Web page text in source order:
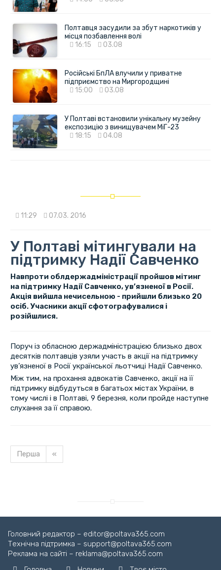
Полтавця засудили за збут наркотиків у
місця позбавлення волі
16:15
03.08
Російські БпЛА влучили у приватне
підприємство на Миргородщині
15:00
03.08
У Полтаві встановили унікальну музейну
експозицію з винищувачем МіГ-23
18:15
04.08
11:29 07.03. 2016
У Полтаві мітингували на
підтримку Надії Савченко
Навпроти облдержадміністрації пройшов мітинг
на підтримку Надії Савченко, ув’язненої в Росії.
Акція вийшла нечисельною - прийшли близько 20
осіб. Учасники акції сфотографувалися і
розійшлися.
Поруч із обласною держадміністрацією близько двох
десятків полтавців узяли участь в акції на підтримку
ув’язненої в Росії української льотчиці Надії Савченко.
Між тим, на прохання адвокатів Савченко, акції на її
підтримку відбудуться в багатьох містах України, в
тому числі і в Полтаві, 9 березня, коли пройде наступне
слухання за її справою.
Перша «
Головний редактор – editor@poltava365.com
Технічна підтримка – support@poltava365.com
Реклама на сайті – reklama@poltava365.com